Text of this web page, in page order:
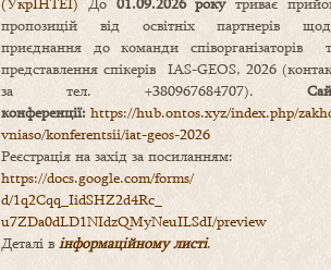
пропозицій від освітніх партнерів
приєднання до команди співорганізаторів
представлення спікерів IAS-GEOS, 2026
за тел. +380967684707).
конференції: https://hub.ontos.xyz/index.php/
vniaso/konferentsii/iat-geos-2026
Реєстрація на захід за посиланням:
https://docs.google.com/forms/
d/1q2Cqq_IidSHZ2d4Rc_
u7ZDa0dLD1NIdzQMyNeuILSdI/preview
Деталі в інформаційному листі.